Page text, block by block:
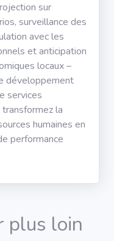
sur
surveillance des
avec les
et anticipation
locaux –
développement
services
la
humaines en
performance
plus loin